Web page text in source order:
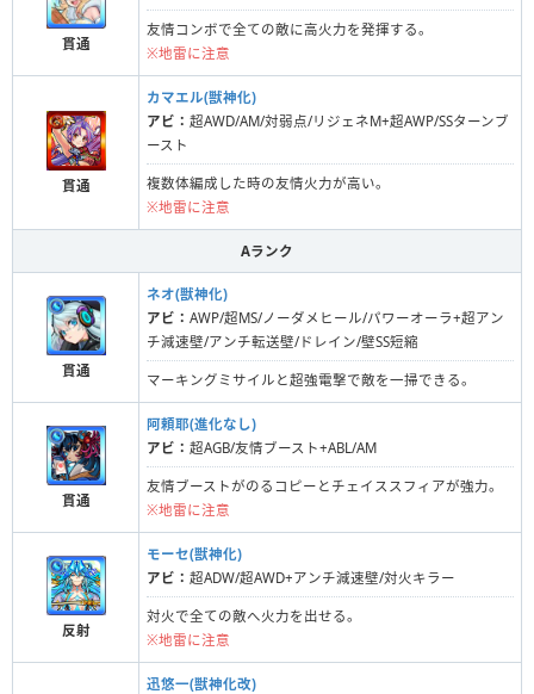
貫通
友情コンボで全ての敵に高火力を発揮する。
※地雷に注意
貫通
カマエル(獣神化)
アビ： 超AWD/AM/対弱点/リジェネM+超AWP/SSターンブ
ースト
複数体編成した時の友情火力が高い。
※地雷に注意
Aランク
貫通
ネオ(獣神化)
アビ： AWP/超MS/ノーダメヒール/パワーオーラ+超アン
チ減速壁/アンチ転送壁/ドレイン/壁SS短縮
マーキングミサイルと超強電撃で敵を一掃できる。
貫通
阿頼耶(進化なし)
アビ： 超AGB/友情ブースト+ABL/AM
友情ブーストがのるコピーとチェイススフィアが強力。
※地雷に注意
反射
モーセ(獣神化)
アビ： 超ADW/超AWD+アンチ減速壁/対火キラー
対火で全ての敵へ火力を出せる。
※地雷に注意
迅悠一(獣神化改)